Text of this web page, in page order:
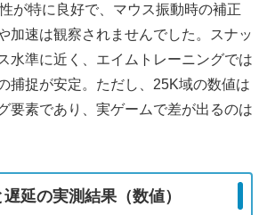
が特に良好で、マウス振動時の補正
加速は観察されませんでした。スナッ
水準に近く、エイムトレーニングでは
捕捉が安定。ただし、25K域の数値は
要素であり、実ゲームで差が出るのは
延の実測結果（数値）